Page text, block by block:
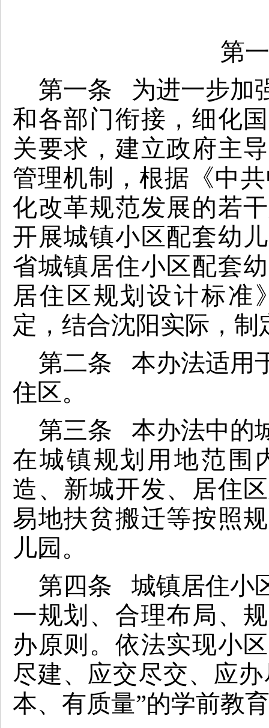
第
第一条 为进一步加
和各部门衔接，细化
关要求，建立政府主
管理机制，根据《中
化改革规范发展的若
开展城镇小区配套幼
省城镇居住小区配套
居住区规划设计标准
定，结合沈阳实际，制
第二条 本办法适用
住区。
第三条 本办法中的
在城镇规划用地范围
造、新城开发、居住
易地扶贫搬迁等按照
儿园。
第四条 城镇居住小
一规划、合理布局、
办原则。依法实现小
尽建、应交尽交、应
本、有质量”的学前教